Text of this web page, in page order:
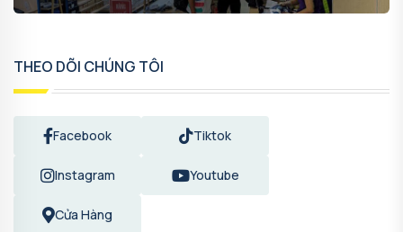
THEO DÕI CHÚNG TÔI
Facebook Tiktok
Instagram Youtube
Cửa Hàng